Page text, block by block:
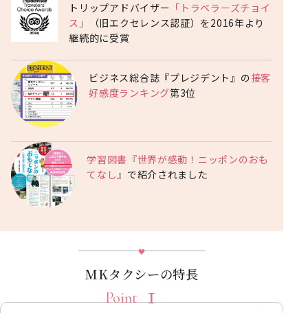
トリップアドバイザー 「トラベラーズチョイ
ス」
（旧エクセレンス認証）を2016年より
継続的に受賞
ビジネス総合誌『プレジデント』の接客
好感度ランキング第3位
学習図書『世界が感動！ニッポンのおも
てなし』 で紹介されました
MKタクシーの特長